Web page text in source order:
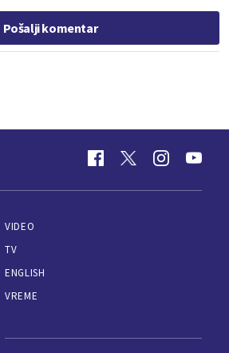
Pošalji komentar
VIDEO
TV
ENGLISH
VREME